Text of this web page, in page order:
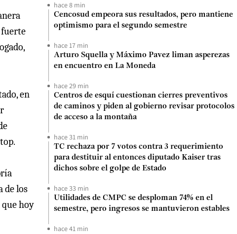
fuerte
en
de los
que hoy
hace 8 min
Cencosud empeora sus resultados, pero mantiene
optimismo para el segundo semestre
hace 17 min
Arturo Squella y Máximo Pavez liman asperezas
en encuentro en La Moneda
hace 29 min
Centros de esquí cuestionan cierres preventivos
de caminos y piden al gobierno revisar protocolos
de acceso a la montaña
hace 31 min
TC rechaza por 7 votos contra 3 requerimiento
para destituir al entonces diputado Kaiser tras
dichos sobre el golpe de Estado
hace 33 min
Utilidades de CMPC se desploman 74% en el
semestre, pero ingresos se mantuvieron estables
hace 41 min